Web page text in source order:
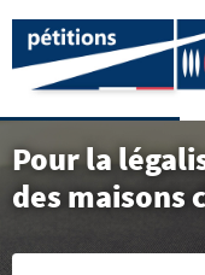
Pour la
des maisons